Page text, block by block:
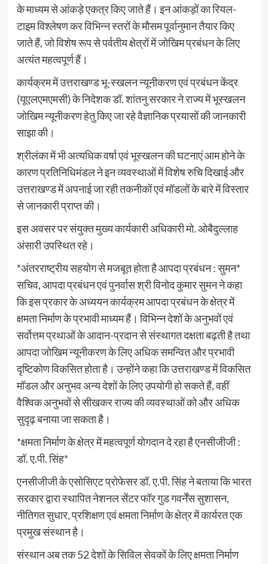
के माध्यम से आंकड़े एकत्र किए जाते हैं। इन आंकड़ों का रियल-
टाइम विश्लेषण कर विभिन्न स्तरों के मौसम पूर्वानुमान तैयार किए
जाते हैं, जो विशेष रूप से पर्वतीय क्षेत्रों में जोखिम प्रबंधन के लिए
अत्यंत महत्वपूर्ण हैं।
कार्यक्रम में उत्तराखण्ड भू-स्खलन न्यूनीकरण एवं प्रबंधन केंद्र
(यूएलएमएमसी) के निदेशक डॉ. शांतनु सरकार ने राज्य में भूस्खलन
जोखिम न्यूनीकरण हेतु किए जा रहे वैज्ञानिक प्रयासों की जानकारी
साझा की।
श्रीलंका में भी अत्यधिक वर्षा एवं भूस्खलन की घटनाएं आम होने के
कारण प्रतिनिधिमंडल ने इन व्यवस्थाओं में विशेष रुचि दिखाई और
उत्तराखण्ड में अपनाई जा रही तकनीकों एवं मॉडलों के बारे में विस्तार
से जानकारी प्राप्त की।
इस अवसर पर संयुक्त मुख्य कार्यकारी अधिकारी मो. ओबैदुल्लाह
अंसारी उपस्थित रहे।
*अंतरराष्ट्रीय सहयोग से मजबूत होता है आपदा प्रबंधन : सुमन*
सचिव, आपदा प्रबंधन एवं पुनर्वास श्री विनोद कुमार सुमन ने कहा
कि इस प्रकार के अध्ययन कार्यक्रम आपदा प्रबंधन के क्षेत्र में
क्षमता निर्माण के प्रभावी माध्यम हैं। विभिन्न देशों के अनुभवों एवं
सर्वोत्तम प्रथाओं के आदान-प्रदान से संस्थागत दक्षता बढ़ती है तथा
आपदा जोखिम न्यूनीकरण के लिए अधिक समन्वित और प्रभावी
दृष्टिकोण विकसित होता है। उन्होंने कहा कि उत्तराखण्ड में विकसित
मॉडल और अनुभव अन्य देशों के लिए उपयोगी हो सकते हैं, वहीं
वैश्विक अनुभवों से सीखकर राज्य की व्यवस्थाओं को और अधिक
सुदृढ़ बनाया जा सकता है।
*क्षमता निर्माण के क्षेत्र में महत्वपूर्ण योगदान दे रहा है एनसीजीजी :
डॉ. ए.पी. सिंह*
एनसीजीजी के एसोसिएट प्रोफेसर डॉ. ए.पी. सिंह ने बताया कि भारत
सरकार द्वारा स्थापित नेशनल सेंटर फॉर गुड गवर्नेंस सुशासन,
नीतिगत सुधार, प्रशिक्षण एवं क्षमता निर्माण के क्षेत्र में कार्यरत एक
प्रमुख संस्थान है।
संस्थान अब तक 52 देशों के सिविल सेवकों के लिए क्षमता निर्माण